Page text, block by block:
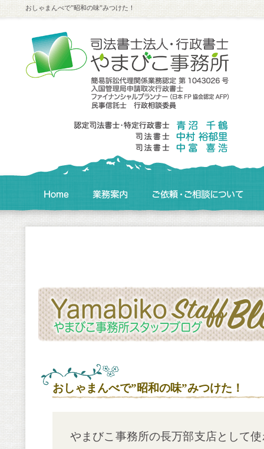
おしゃまんべで”昭和の味”みつけた！
おしゃまんべで”昭和の味”みつけた！
やまびこ事務所の長万部支店として